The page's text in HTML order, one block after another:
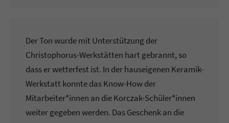
Der Ton wurde mit Unterstützung der
Christophorus-Werkstätten hart gebrannt, so
dass er wetterfest ist. In der hauseigenen Keramik-
Werkstatt konnte das Know-How der
Mitarbeiter*innen an die Korczak-Schüler*innen
weiter gegeben werden. Das Geschenk an die